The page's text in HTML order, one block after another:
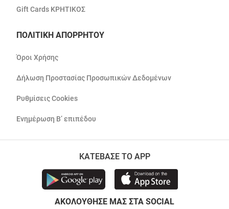
Gift Cards ΚΡΗΤΙΚΟΣ
ΠΟΛΙΤΙΚΗ ΑΠΟΡΡΗΤΟΥ
Όροι Χρήσης
Δήλωση Προστασίας Προσωπικών Δεδομένων
Ρυθμίσεις Cookies
Ενημέρωση Β’ επιπέδου
ΚΑΤΕΒΑΣΕ ΤΟ APP
ΑΚΟΛΟΥΘΗΣΕ ΜΑΣ ΣΤΑ SOCIAL